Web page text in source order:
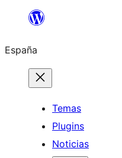
Saltar
contenido
España
Temas
Plugins
Noticias